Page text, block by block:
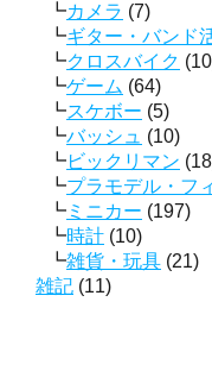
カメラ (7)
ギター・バンド
クロスバイク
ゲーム (64)
スケボー (5)
バッシュ (10)
ビックリマン
プラモデル・フ
ミニカー (197)
時計 (10)
雑貨・玩具 (21)
雑記 (11)